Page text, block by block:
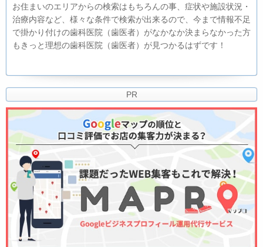
お住まいのエリアからの検索はもちろんの事、症状や施設状況・
治療内容など、様々な条件で検索が出来るので、今まで情報不足
で掛かり付けの歯科医院（歯医者）がなかなか決まらなかった方
もきっと理想の歯科医院（歯医者）が見つかるはずです！
PR